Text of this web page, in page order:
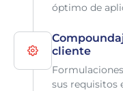
óptimo de
cliente
sus requisitos